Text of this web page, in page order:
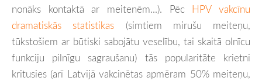
nonāks kontaktā ar meitenēm...). Pēc HPV vakcīnu
dramatiskās statistikas (simtiem mirušu meiteņu,
tūkstošiem ar būtiski sabojātu veselību, tai skaitā olnīcu
funkciju pilnīgu sagraušanu) tās popularitāte krietni
kritusies (arī Latvijā vakcinētas apmēram 50% meiteņu,